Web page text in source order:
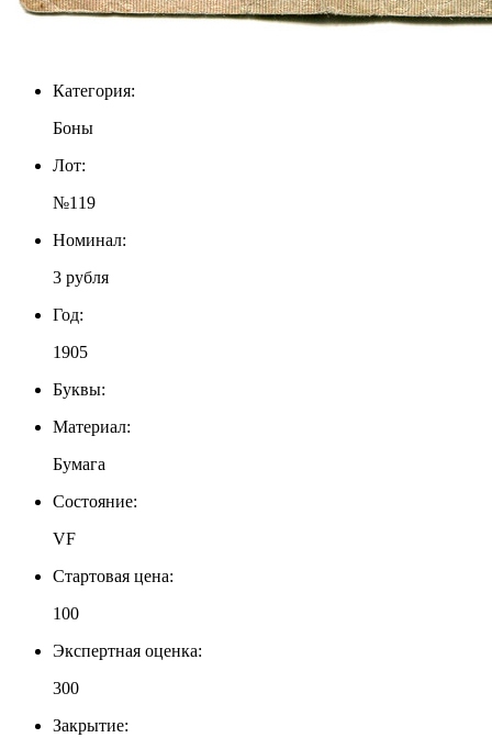
Категория:
Боны
Лот:
№119
Номинал:
3 рубля
Год:
1905
Буквы:
Материал:
Бумага
Состояние:
VF
Стартовая цена:
100
Экспертная оценка:
300
Закрытие: